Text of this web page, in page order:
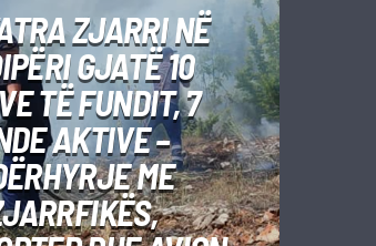
ZJARRI NË
GJATË 10
TË FUNDIT, 7
AKTIVE –
ME